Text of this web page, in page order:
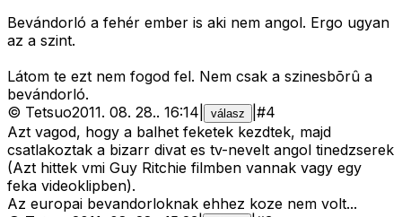
Bevándorló a fehér ember is aki nem angol. Ergo ugyan
az a szint.
Látom te ezt nem fogod fel. Nem csak a szinesbõrû a
bevándorló.
© Tetsuo2011. 08. 28.. 16:14 válasz #4
Azt vagod, hogy a balhet feketek kezdtek, majd
csatlakoztak a bizarr divat es tv-nevelt angol tinedzserek
(Azt hittek vmi Guy Ritchie filmben vannak vagy egy
feka videoklipben).
Az europai bevandorloknak ehhez koze nem volt...